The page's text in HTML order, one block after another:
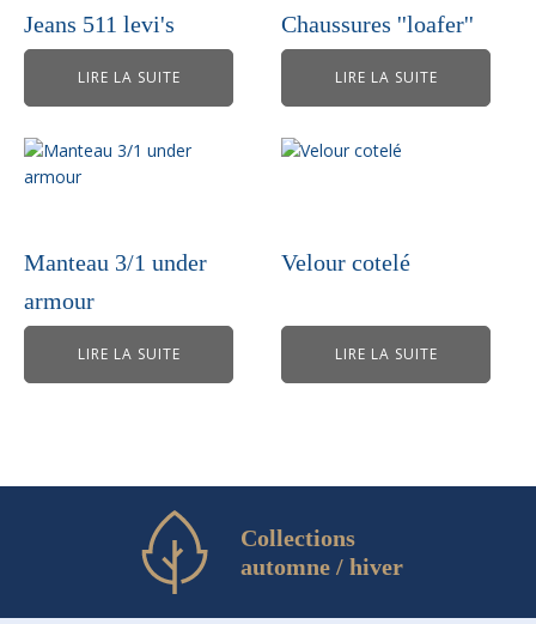
Jeans 511 levi's
LIRE LA SUITE
Chaussures ''loafer''
LIRE LA SUITE
Manteau 3/1 under
armour
LIRE LA SUITE
Velour cotelé
LIRE LA SUITE
Collections
automne / hiver